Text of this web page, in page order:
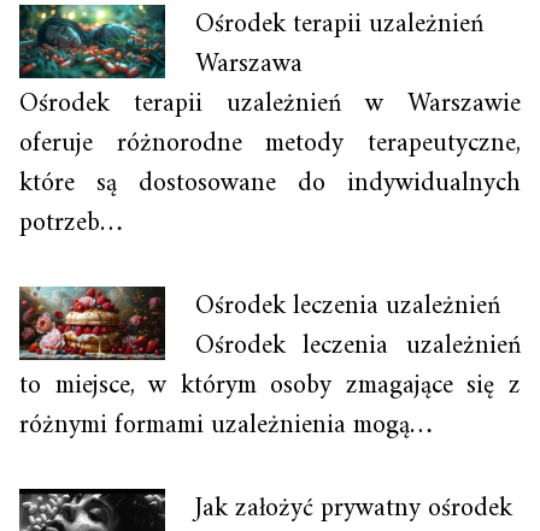
Ośrodek terapii uzależnień
Warszawa
Ośrodek terapii uzależnień w Warszawie
oferuje różnorodne metody terapeutyczne,
które są dostosowane do indywidualnych
potrzeb…
Ośrodek leczenia uzależnień
Ośrodek leczenia uzależnień
to miejsce, w którym osoby zmagające się z
różnymi formami uzależnienia mogą…
Jak założyć prywatny ośrodek